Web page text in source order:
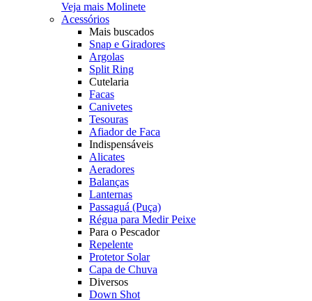
Veja mais Molinete
Acessórios
Mais buscados
Snap e Giradores
Argolas
Split Ring
Cutelaria
Facas
Canivetes
Tesouras
Afiador de Faca
Indispensáveis
Alicates
Aeradores
Balanças
Lanternas
Passaguá (Puça)
Régua para Medir Peixe
Para o Pescador
Repelente
Protetor Solar
Capa de Chuva
Diversos
Down Shot